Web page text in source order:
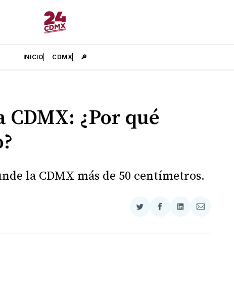
INICIO CDMX 🔎
CDMX: ¿Por qué
la CDMX más de 50 centímetros.
Compartir
Twitter
Compartir
Facebook
Compartir
LinkedIn
Compartir
Email